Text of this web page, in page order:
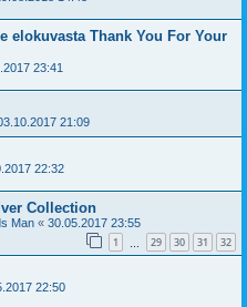
elokuvasta Thank You For Your
23:41
21:09
22:32
Collection
Man « 30.05.2017 23:55
1 29 30 31 32
22:50